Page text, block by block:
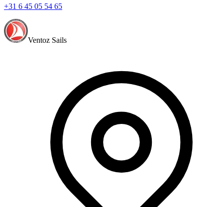
+31 6 45 05 54 65
Ventoz Sails